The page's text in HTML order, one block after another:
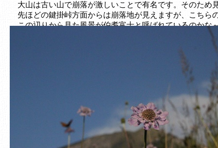
大山は古い山で崩落が激しいことで有名です。そのた
先ほどの鍵掛峠方面からは崩落地が見えますが、こち
この辺りから見た風景が伯耆富士と呼ばれているのかな